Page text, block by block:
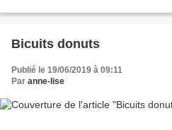
Bicuits donuts
Publié le 19/06/2019 à 09:11
Par anne-lise